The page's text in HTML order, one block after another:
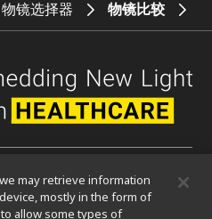
物镜选择器 物镜比较
may retrieve information
mostly in the form of
allow some types of